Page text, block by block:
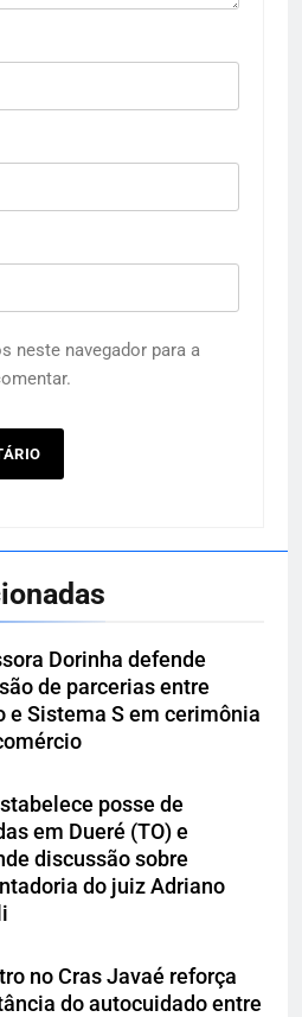
neste navegador para a
Dorinha defende
de parcerias entre
e Sistema S em cerimônia
posse de
em Dueré (TO) e
discussão sobre
do juiz Adriano
no Cras Javaé reforça
do autocuidado entre